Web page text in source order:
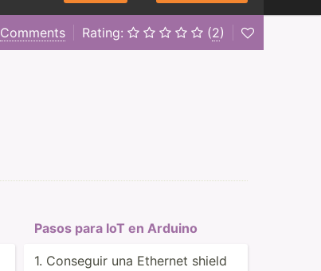
Comments Rating: (2)
Pasos para IoT en Arduino
1. Conseguir una Ethernet shield